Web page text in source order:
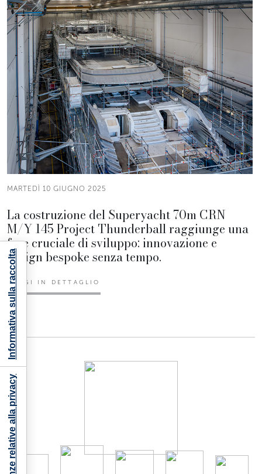
MARTEDÌ 10 GIUGNO 2025
La costruzione del Superyacht 70m CRN
M/Y 145 Project Thunderball raggiunge una
fase cruciale di sviluppo: innovazione e
design bespoke senza tempo.
LEGGI IN DETTAGLIO
Informativa sulla raccolta